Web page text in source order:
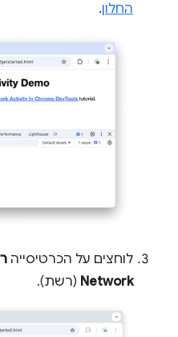
החלון.
לוחצים על הכרטיסייה
Network (רשת).